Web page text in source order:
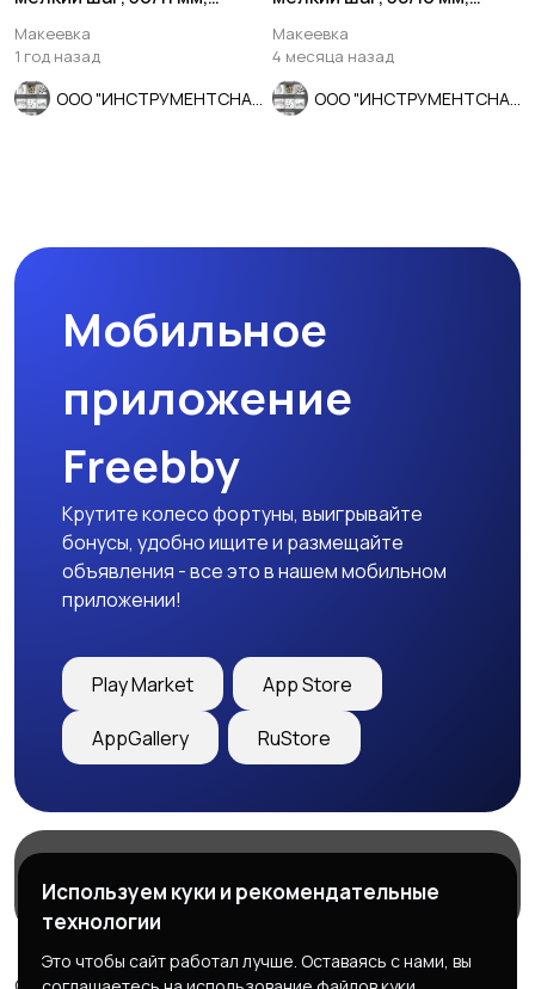
ГОСТ 7740-71, СССР.
Макеевка
1 год назад
ГОСТ 7740-71.
Макеевка
4 месяца назад
Мобильное
приложение
Freebby
Крутите колесо фортуны, выигрывайте
бонусы, удобно ищите и размещайте
объявления - все это в нашем мобильном
приложении!
Play Market App Store
AppGallery RuStore
Служба поддержки
Используем куки и рекомендательные
технологии
Это чтобы сайт работал лучше. Оставаясь с нами, вы